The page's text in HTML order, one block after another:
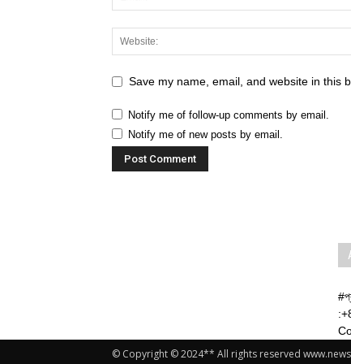
Save my name, email, and website in this
Notify me of follow-up comments by email.
Notify me of new posts by email.
© Copyright © 2024** All rights reserved